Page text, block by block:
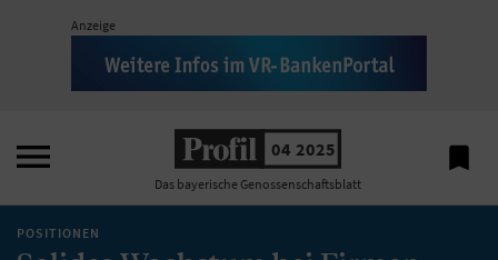
Anzeige
 04 2025
Das bayerische Genossenschaftsblatt

POSITIONEN